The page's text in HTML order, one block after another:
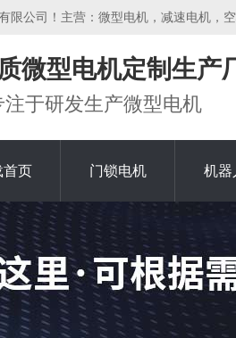
！主营：微型电机，减速电机，空
微型电机定制生产
注于研发生产微型电机
首页 门锁电机 机器